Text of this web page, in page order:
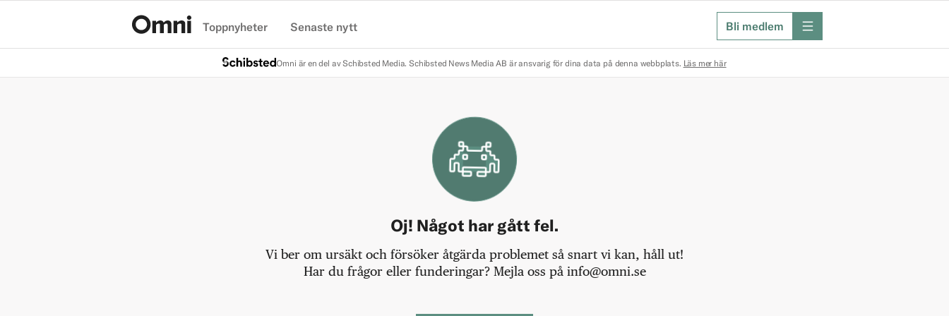
Toppnyheter Senaste nytt Bli medlem meny
Omni är en del av Schibsted Media. Schibsted News Media AB är ansvarig för dina data på denna webbplats. Läs mer här
Oj! Något har gått fel.
Vi ber om ursäkt och försöker åtgärda problemet så snart vi kan, håll ut!
Har du frågor eller funderingar? Mejla oss på info@omni.se